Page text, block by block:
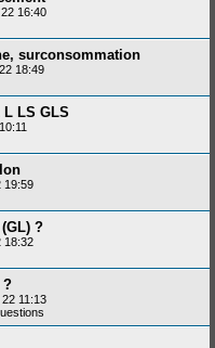
16:40
surconsommation
18:49
LS GLS
19:59
?
18:32
?
11:13